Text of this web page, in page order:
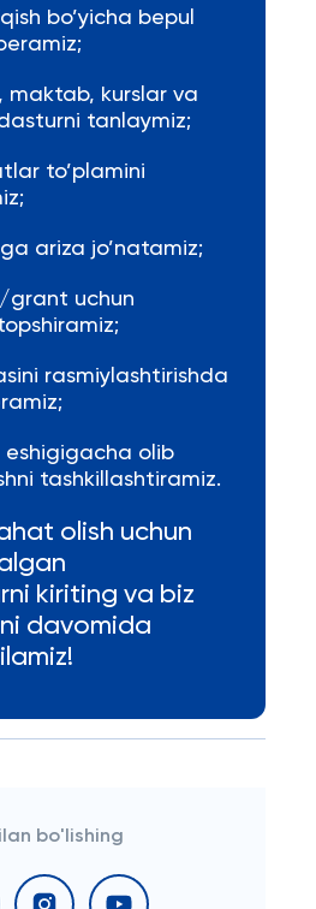
bo’yicha bepul
maktab, kurslar va
tanlaymiz;
to’plamini
ariza jo’natamiz;
grant uchun
rasmiylashtirishda
eshigigacha olib
tashkillashtiramiz.
olish uchun
kiriting va biz
davomida
bo'lishing